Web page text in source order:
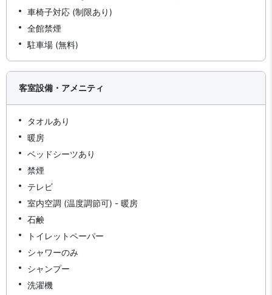
車椅子対応 (制限あり)
全館禁煙
駐車場 (無料)
客室設備・アメニティ
タオルあり
暖房
ベッドシーツあり
禁煙
テレビ
室内空調 (温度調節可) - 暖房
石鹸
トイレットペーパー
シャワーのみ
シャンプー
洗濯機